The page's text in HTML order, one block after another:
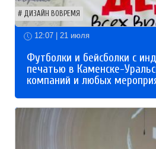
ДИЗАЙН ВОВРЕМЯ
12:07 | 21 июля
Футболки и бейсболки с
печатью в Каменске-
компаний и любых